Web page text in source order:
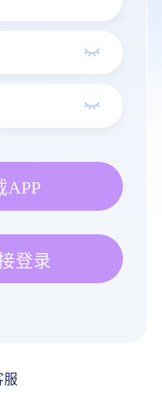
APP
登录
服